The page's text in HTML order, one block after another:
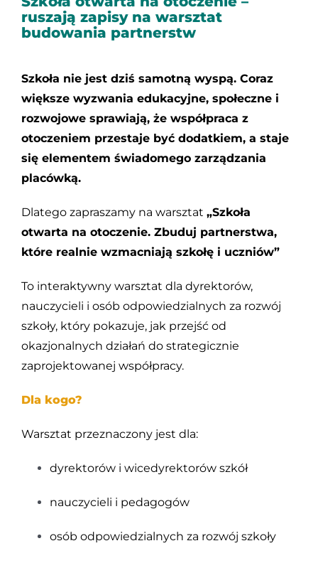
ruszają zapisy na warsztat
budowania partnerstw
Szkoła nie jest dziś samotną wyspą. Coraz
większe wyzwania edukacyjne, społeczne i
rozwojowe sprawiają, że współpraca z
otoczeniem przestaje być dodatkiem, a staje
się elementem świadomego zarządzania
placówką.
Dlatego zapraszamy na warsztat „Szkoła
otwarta na otoczenie. Zbuduj partnerstwa,
które realnie wzmacniają szkołę i uczniów”
To interaktywny warsztat dla dyrektorów,
nauczycieli i osób odpowiedzialnych za rozwój
szkoły, który pokazuje, jak przejść od
okazjonalnych działań do strategicznie
zaprojektowanej współpracy.
Dla kogo?
Warsztat przeznaczony jest dla:
dyrektorów i wicedyrektorów szkół
nauczycieli i pedagogów
osób odpowiedzialnych za rozwój szkoły